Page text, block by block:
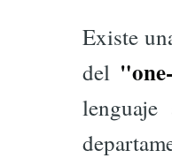
Existe
del
lenguaje